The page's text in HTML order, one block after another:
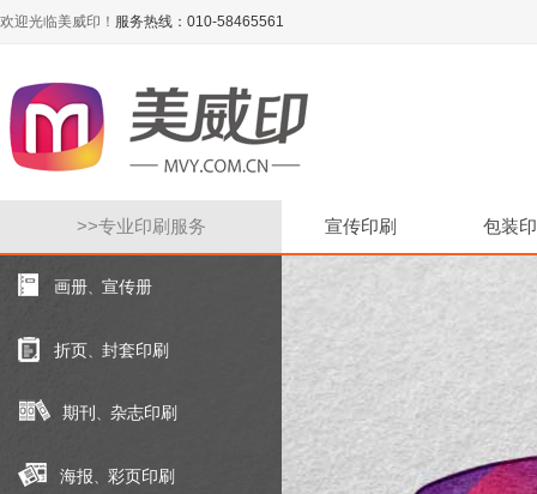
欢迎光临美威印！ 服务热线：010-58465561
>>专业印刷服务 宣传印刷 包装
画册、 宣传册
折页 封套印刷
期刊 、 杂志印刷
海报 彩页印刷